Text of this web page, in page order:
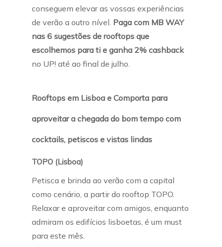
conseguem elevar as vossas experiências
de verão a outro nível. Paga com MB WAY
nas 6 sugestões de rooftops que
escolhemos para ti e ganha 2% cashback
no UP! até ao final de julho.
Rooftops em Lisboa e Comporta para
aproveitar a chegada do bom tempo com
cocktails, petiscos e vistas lindas
TOPO (Lisboa)
Petisca e brinda ao verão com a capital
como cenário, a partir do rooftop TOPO.
Relaxar e aproveitar com amigos, enquanto
admiram os edifícios lisboetas, é um must
para este mês.